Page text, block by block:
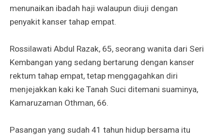
menunaikan ibadah haji walaupun diuji dengan
penyakit kanser tahap empat.
Rossilawati Abdul Razak, 65, seorang wanita dari Seri
Kembangan yang sedang bertarung dengan kanser
rektum tahap empat, tetap menggagahkan diri
menjejakkan kaki ke Tanah Suci ditemani suaminya,
Kamaruzaman Othman, 66.
Pasangan yang sudah 41 tahun hidup bersama itu